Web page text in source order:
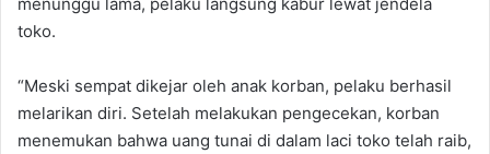
toko.
“Meski sempat dikejar oleh anak korban, pelaku berhasil
melarikan diri. Setelah melakukan pengecekan, korban
menemukan bahwa uang tunai di dalam laci toko telah raib,